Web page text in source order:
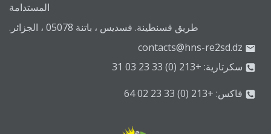
المستدامة
طريق قسنطينة. فسديس ، باتنة 05078 ، الجزائر.
contacts@hns-re2sd.dz
سكرتارية: +213 (0) 33 23 03 31
فاكس: +213 (0) 33 23 02 64